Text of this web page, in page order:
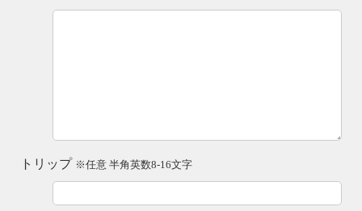
トリップ ※任意 半角英数8-16文字